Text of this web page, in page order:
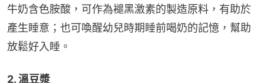
牛奶含色胺酸，可作為褪黑激素的製造原料，有助於
產生睡意；也可喚醒幼兒時期睡前喝奶的記憶，幫助
放鬆好入睡。
2. 溫豆漿